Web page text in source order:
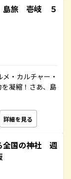
島旅 壱岐 ５
・カルチャー・
凝縮！さあ、島
詳細を見る
全国の神社 週